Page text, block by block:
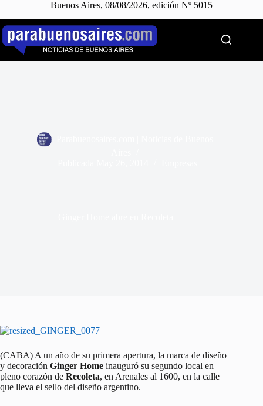
Buenos Aires, 08/08/2026, edición Nº 5015
Saltar
contenido
(CABA) A un año de su primera apertura, la marca de diseño
y decoración Ginger Home inauguró su segundo local en
pleno corazón de Recoleta, en Arenales al 1600, en la calle
que lleva el sello del diseño argentino.